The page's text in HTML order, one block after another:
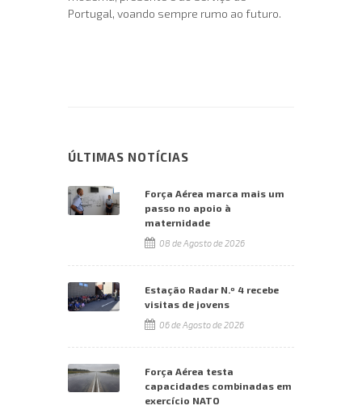
Portugal, voando sempre rumo ao futuro.
ÚLTIMAS NOTÍCIAS
Força Aérea marca mais um
passo no apoio à
maternidade
08 de Agosto de 2026
Estação Radar N.º 4 recebe
visitas de jovens
06 de Agosto de 2026
Força Aérea testa
capacidades combinadas em
exercício NATO